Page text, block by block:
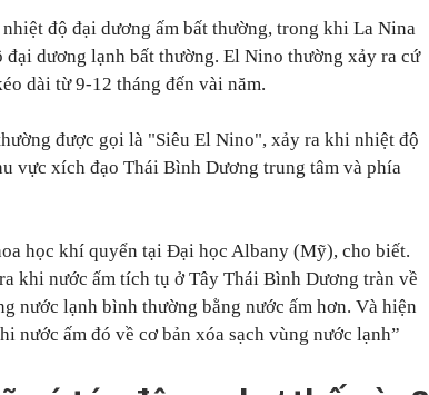
độ đại dương ấm bất thường, trong khi La Nina
dương lạnh bất thường. El Nino thường xảy ra cứ
dài từ 9-12 tháng đến vài năm.
được gọi là "Siêu El Nino", xảy ra khi nhiệt độ
vực xích đạo Thái Bình Dương trung tâm và phía
học khí quyển tại Đại học Albany (Mỹ), cho biết.
khi nước ấm tích tụ ở Tây Thái Bình Dương tràn về
nước lạnh bình thường bằng nước ấm hơn. Và hiện
nước ấm đó về cơ bản xóa sạch vùng nước lạnh”